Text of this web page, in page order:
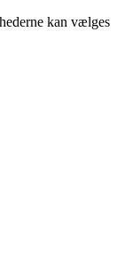
kan vælges